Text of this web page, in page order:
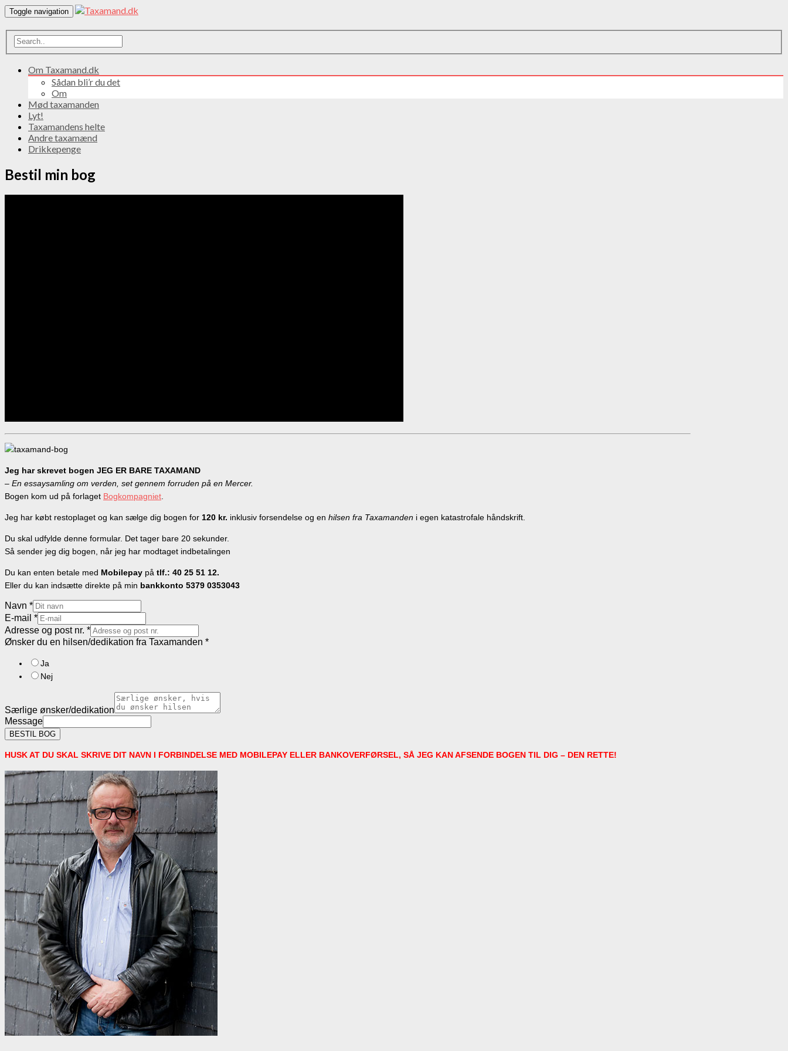
Toggle navigation
Om Taxamand.dk
Sådan bli’r du det
Om
Mød taxamanden
Lyt!
Taxamandens helte
Andre taxamænd
Drikkepenge
Bestil min bog
Jeg har skrevet bogen JEG ER BARE TAXAMAND
– En essaysamling om verden, set gennem forruden på en Mercer.
Bogen kom ud på forlaget Bogkompagniet
Jeg har købt restoplaget og kan sælge dig bogen for 120 kr. inklusiv forsendelse og en hilsen fra Taxamanden i egen katastrofale håndskrift.
Du skal udfylde denne formular. Det tager bare 20 sekunder.
Så sender jeg dig bogen, når jeg har modtaget indbetalingen
Du kan enten betale med Mobilepay på tlf.: 40 25 51 12.
Eller du kan indsætte direkte på min bankkonto 5379 0353043
Navn *
E-mail *
Adresse og post nr. *
Ønsker du en hilsen/dedikation fra Taxamanden *
Ja
Nej
Særlige ønsker/dedikation
Message
BESTIL BOG
HUSK AT DU SKAL SKRIVE DIT NAVN I FORBINDELSE MED MOBILEPAY ELLER BANKOVERFØRSEL, SÅ JEG KAN AFSENDE BOGEN TIL DIG – DEN RETTE!